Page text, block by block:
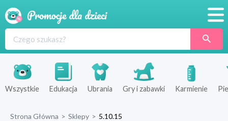
Produkty
Sklepy
Wszystkie Edukacja Ubrania Gry i zabawki Karmienie
Strona Główna > Sklepy > 5.10.15